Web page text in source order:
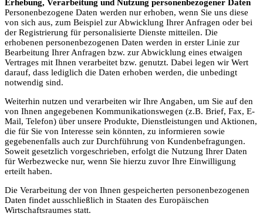
Erhebung, Verarbeitung und Nutzung personenbezogener Daten
Personenbezogene Daten werden nur erhoben, wenn Sie uns diese
von sich aus, zum Beispiel zur Abwicklung Ihrer Anfragen oder bei
der Registrierung für personalisierte Dienste mitteilen. Die
erhobenen personenbezogenen Daten werden in erster Linie zur
Bearbeitung Ihrer Anfragen bzw. zur Abwicklung eines etwaigen
Vertrages mit Ihnen verarbeitet bzw. genutzt. Dabei legen wir Wert
darauf, dass lediglich die Daten erhoben werden, die unbedingt
notwendig sind.
Weiterhin nutzen und verarbeiten wir Ihre Angaben, um Sie auf den
von Ihnen angegebenen Kommunikationswegen (z.B. Brief, Fax, E-
Mail, Telefon) über unsere Produkte, Dienstleistungen und Aktionen,
die für Sie von Interesse sein könnten, zu informieren sowie
gegebenenfalls auch zur Durchführung von Kundenbefragungen.
Soweit gesetzlich vorgeschrieben, erfolgt die Nutzung Ihrer Daten
für Werbezwecke nur, wenn Sie hierzu zuvor Ihre Einwilligung
erteilt haben.
Die Verarbeitung der von Ihnen gespeicherten personenbezogenen
Daten findet ausschließlich in Staaten des Europäischen
Wirtschaftsraumes statt.